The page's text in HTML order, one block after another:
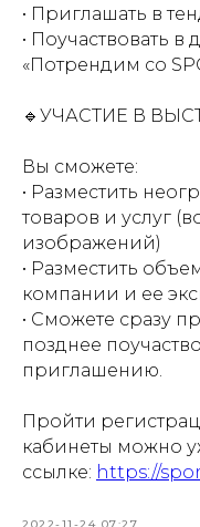
• Приглашать в
• Поучаствовать
«Потрендим со
🔹УЧАСТИЕ В
Вы сможете:
• Разместить
товаров и услуг
изображений)
• Разместить
компании и ее
• Сможете сразу
позднее
приглашению.
Пройти
кабинеты можно
ссылке: https://